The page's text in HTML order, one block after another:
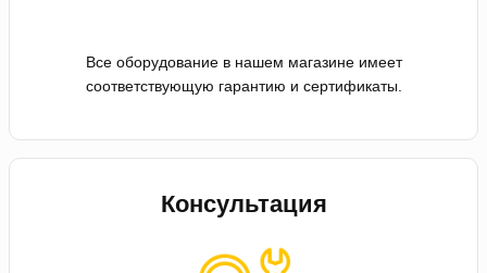
Все оборудование в нашем магазине имеет
соответствующую гарантию и сертификаты.
Консультация